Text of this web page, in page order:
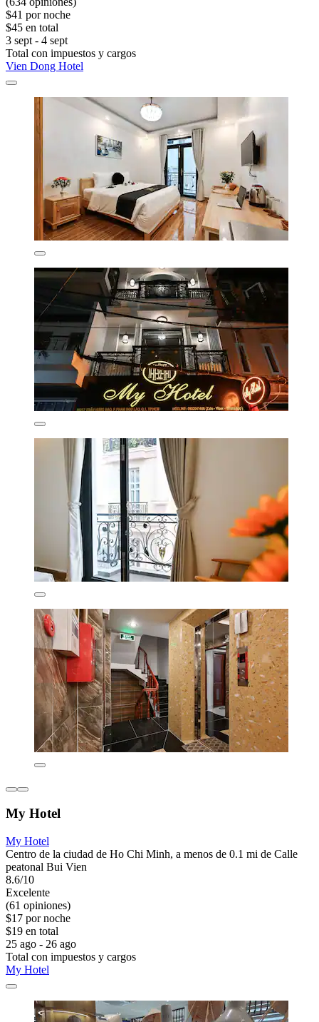
$41 por noche
$45 en total
3 sept - 4 sept
Total con impuestos y cargos
Vien Dong Hotel
My Hotel
My Hotel
Centro de la ciudad de Ho Chi Minh, a menos de 0.1 mi de Calle
peatonal Bui Vien
8.6/10
Excelente
(61 opiniones)
$17 por noche
$19 en total
25 ago - 26 ago
Total con impuestos y cargos
My Hotel